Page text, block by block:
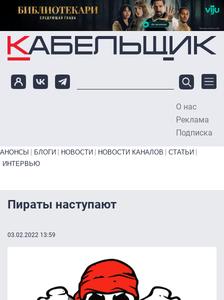
Перейти к основному содержанию
О нас
Реклама
Подписка
Primary links bottom
АНОНСЫ БЛОГИ НОВОСТИ НОВОСТИ КАНАЛОВ
СТАТЬИ
ИНТЕРВЬЮ
Пираты наступают
03.02.2022 13:59